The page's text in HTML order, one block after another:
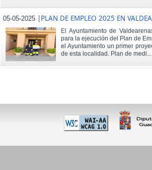
05-05-2025 |PLAN DE EMPLEO 2025 EN
El Ayuntamiento de
para la ejecución del Plan de
el Ayuntamiento un primer
de esta localidad. Plan de medi...